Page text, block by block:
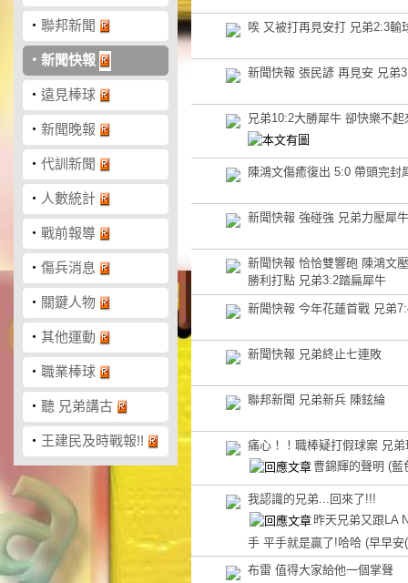
‧ 聯邦新聞
‧ 新聞快報
‧ 遠見棒球
‧ 新聞晚報
‧ 代訓新聞
‧ 人數統計
‧ 戰前報導
‧ 傷兵消息
‧ 關鍵人物
‧ 其他運動
‧ 職業棒球
‧ 聽 兄弟講古
‧ 王建民及時戰報!!
唉 又被打再見安打 兄弟2:3輸
新聞快報 張民諺 再見安 兄弟
兄弟10:2大勝犀牛 卻快樂不起
陳鴻文傷癒復出 5:0 帶頭完封
新聞快報 強碰強 兄弟力壓犀
新聞快報 恰恰雙響砲 陳鴻文
勝利打點 兄弟3:2踏扁犀牛
新聞快報 今年花蓮首戰 兄弟
新聞快報 兄弟終止七連敗
聯邦新聞 兄弟新兵 陳鉉綸
痛心！！職棒疑打假球案 兄
曹錦輝的聲明 (藍
我認識的兄弟...回來了!!!
昨天兄弟又跟LA
手 平手就是贏了!哈哈 (早早安
布雷 值得大家給他一個掌聲